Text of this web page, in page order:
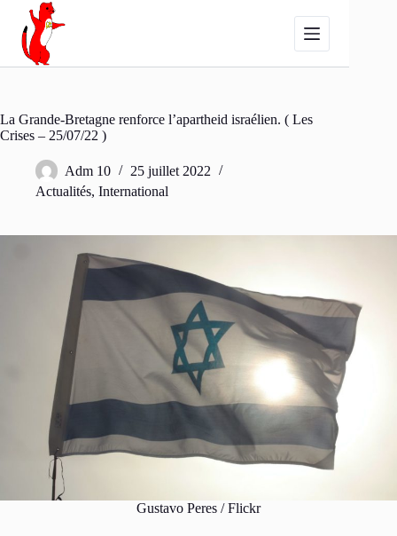
Passer
contenu
La Grande-Bretagne renforce l’apartheid israélien. ( Les
Crises – 25/07/22 )
Adm 10
25 juillet 2022
Actualités, International
Gustavo Peres / Flickr